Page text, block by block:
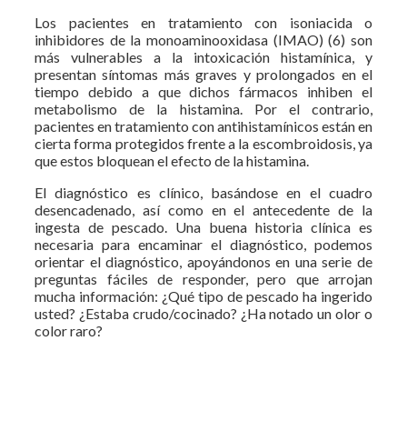
Los pacientes en tratamiento con isoniacida o
inhibidores de la monoaminooxidasa (IMAO) (6) son
más vulnerables a la intoxicación histamínica, y
presentan síntomas más graves y prolongados en el
tiempo debido a que dichos fármacos inhiben el
metabolismo de la histamina. Por el contrario,
pacientes en tratamiento con antihistamínicos están en
cierta forma protegidos frente a la escombroidosis, ya
que estos bloquean el efecto de la histamina.
El diagnóstico es clínico, basándose en el cuadro
desencadenado, así como en el antecedente de la
ingesta de pescado. Una buena historia clínica es
necesaria para encaminar el diagnóstico, podemos
orientar el diagnóstico, apoyándonos en una serie de
preguntas fáciles de responder, pero que arrojan
mucha información: ¿Qué tipo de pescado ha ingerido
usted? ¿Estaba crudo/cocinado? ¿Ha notado un olor o
color raro?